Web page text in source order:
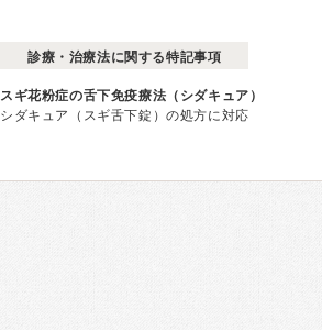
診療・治療法に関する特記事項
スギ花粉症の舌下免疫療法（シダキュア）
シダキュア（スギ舌下錠）の処方に対応